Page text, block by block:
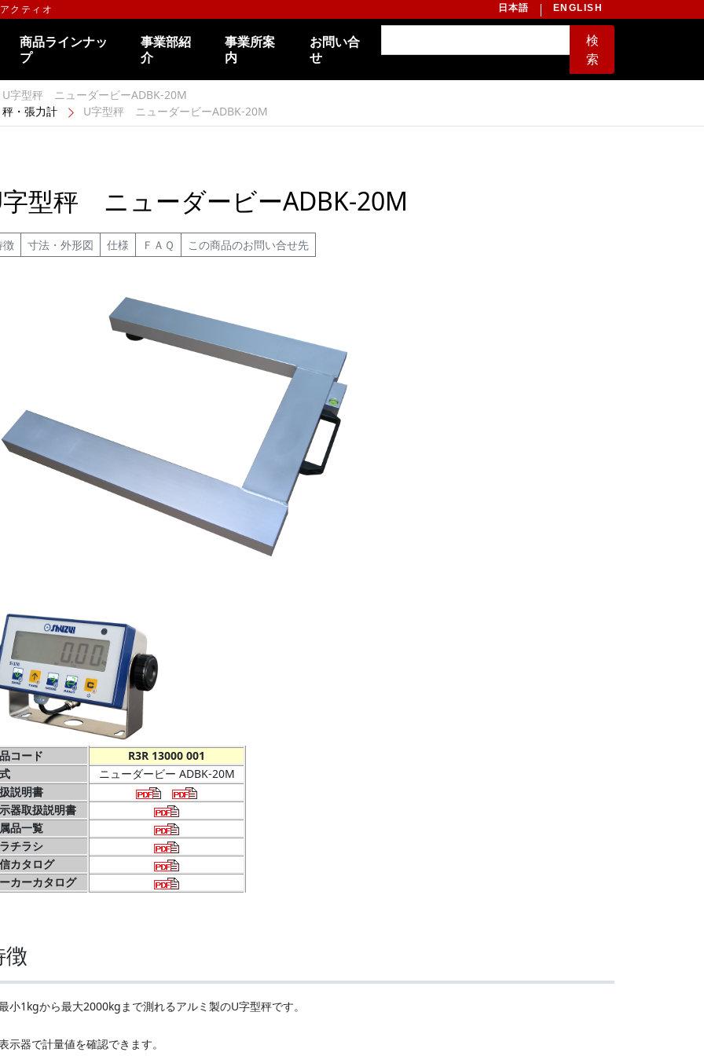
クティオ 日本語 ENGLISH
商品ラインナッ
プ
事業部紹
介
事業所案
内
お問い合
せ
検
索
U字型秤 ニューダービーADBK-20M
秤・張力計
U字型秤 ニューダービーADBK-20M
型秤 ニューダービーADBK-20M
徴 寸法・外形図 仕様 ＦＡＱ この商品のお問い合せ先
コード
R3R 13000 001
ニューダービー ADBK-20M
説明書
器取扱説明書
品一覧
チラシ
カタログ
カーカタログ
徴
小1kgから最大2000kgまで測れるアルミ製のU字型秤です。
示器で計量値を確認できます。